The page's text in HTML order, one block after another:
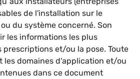
de l'installation sur le
du système concerné. Son
les informations les plus
prescriptions et/ou la pose. Toute
les domaines d'application et/ou
dans ce document